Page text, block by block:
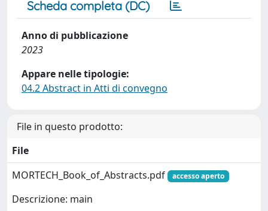
Scheda completa (DC)
Anno di pubblicazione
2023
Appare nelle tipologie:
04.2 Abstract in Atti di convegno
File in questo prodotto:
File
MORTECH_Book_of_Abstracts.pdf
accesso aperto
Descrizione: main